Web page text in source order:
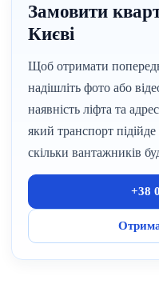
Замовити
Києві
Щоб отримати
надішліть фото або
наявність ліфта та
який транспорт
скільки вантажників
+38